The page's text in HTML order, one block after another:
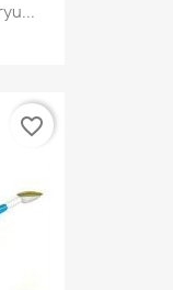
favorite_border